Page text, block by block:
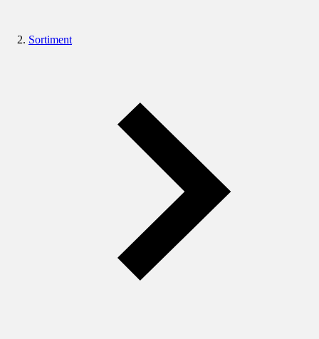
Sortiment